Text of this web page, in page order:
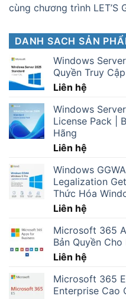
cùng chương trình LET’S
DANH SACH SẢN
Windows
Quyền Truy
Liên hệ
Windows
License Pack |
Hãng
Liên hệ
Windows
Legalization
Thức Hóa
Liên hệ
Microsoft 365
Bản Quyền
Liên hệ
Microsoft 365
Enterprise Cao